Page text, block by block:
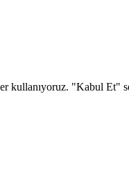
kullanıyoruz. "Kabul